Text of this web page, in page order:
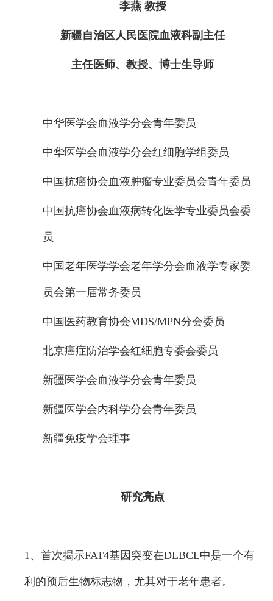
李燕 教授
新疆自治区人民医院血液科副主任
主任医师、教授、博士生导师
中华医学会血液学分会青年委员
中华医学会血液学分会红细胞学组委员
中国抗癌协会血液肿瘤专业委员会青年委员
中国抗癌协会血液病转化医学专业委员会委
员
中国老年医学学会老年学分会血液学专家委
员会第一届常务委员
中国医药教育协会MDS/MPN分会委员
北京癌症防治学会红细胞专委会委员
新疆医学会血液学分会青年委员
新疆医学会内科学分会青年委员
新疆免疫学会理事
研究亮点
1、首次揭示FAT4基因突变在DLBCL中是一个有
利的预后生物标志物，尤其对于老年患者。